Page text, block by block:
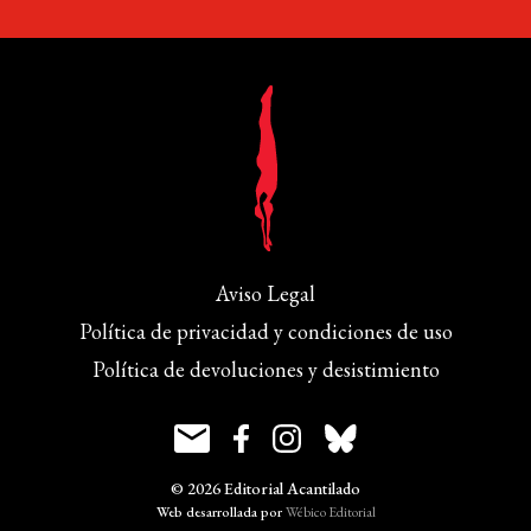
Aviso Legal
Política de privacidad y condiciones de uso
Política de devoluciones y desistimiento
© 2026 Editorial Acantilado
Web desarrollada porWébico Editorial